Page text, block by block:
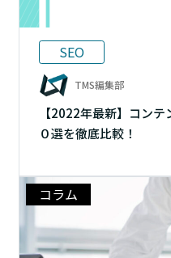
SEO
TMS編集部
【2022年最新】コン
０選を徹底比較！
コラム